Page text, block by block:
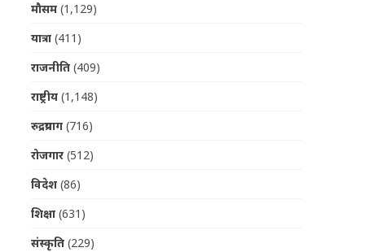
मौसम(1,129)
यात्रा(411)
राजनीति(409)
राष्ट्रीय(1,148)
रुद्रप्रयाग(716)
रोजगार(512)
विदेश(86)
शिक्षा(631)
संस्कृति(229)